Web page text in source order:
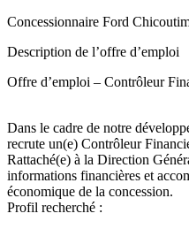
Concessionnaire Ford
Description de l’offre d’emploi
Offre d’emploi – Contrôleur
Dans le cadre de notre
recrute un(e) Contrôleur
Rattaché(e) à la Direction
informations financières et
économique de la concession.
Profil recherché :